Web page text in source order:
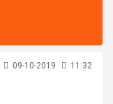
09-10-2019 11:32